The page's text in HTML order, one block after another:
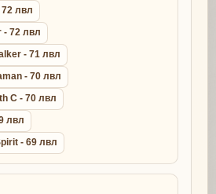
лвл
- 72 лвл
- 71 лвл
- 70 лвл
C - 70 лвл
лвл
- 69 лвл